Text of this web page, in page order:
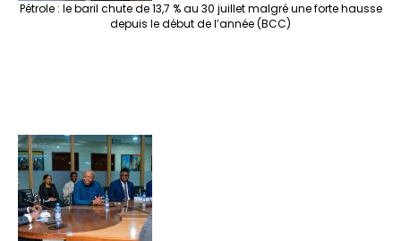
Pétrole : le baril chute de 13,7 % au 30 juillet malgré une forte hausse
depuis le début de l’année (BCC)